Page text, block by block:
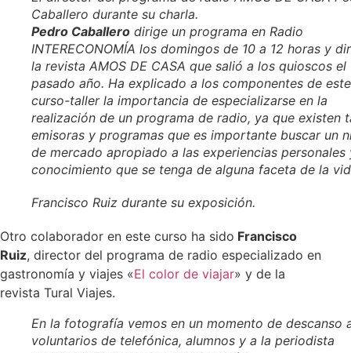
Caballero durante su charla.
Pedro Caballero dirige un programa en Radio
INTERECONOMÍA los domingos de 10 a 12 horas y
la revista AMOS DE CASA que salió a los quioscos el
pasado año. Ha explicado a los componentes de este
curso-taller la importancia de especializarse en la
realización de un programa de radio, ya que existen
emisoras y programas que es importante buscar un
de mercado apropiado a las experiencias personales
conocimiento que se tenga de alguna faceta de la
Francisco Ruiz durante su exposición.
Otro colaborador en este curso ha sido Francisco
Ruiz, director del programa de radio especializado en
gastronomía y viajes «El color de viajar» y de la
revista Tural Viajes.
En la fotografía vemos en un momento de descanso
voluntarios de telefónica, alumnos y a la periodista